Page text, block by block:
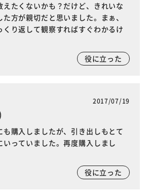
えたくないかも？だけど、きれいな
方が親切だと思いました。まぁ、
くり返して観察すればすぐわかるけ
役に立った
2017/07/19
も購入しましたが、引き出しもとて
いっていました。再度購入しまし
役に立った